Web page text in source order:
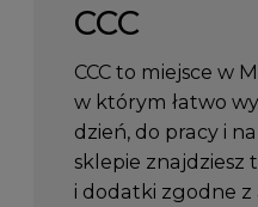
CCC
CCC to miejsce w
w którym łatwo
dzień, do pracy i
sklepie znajdziesz
i dodatki zgodne